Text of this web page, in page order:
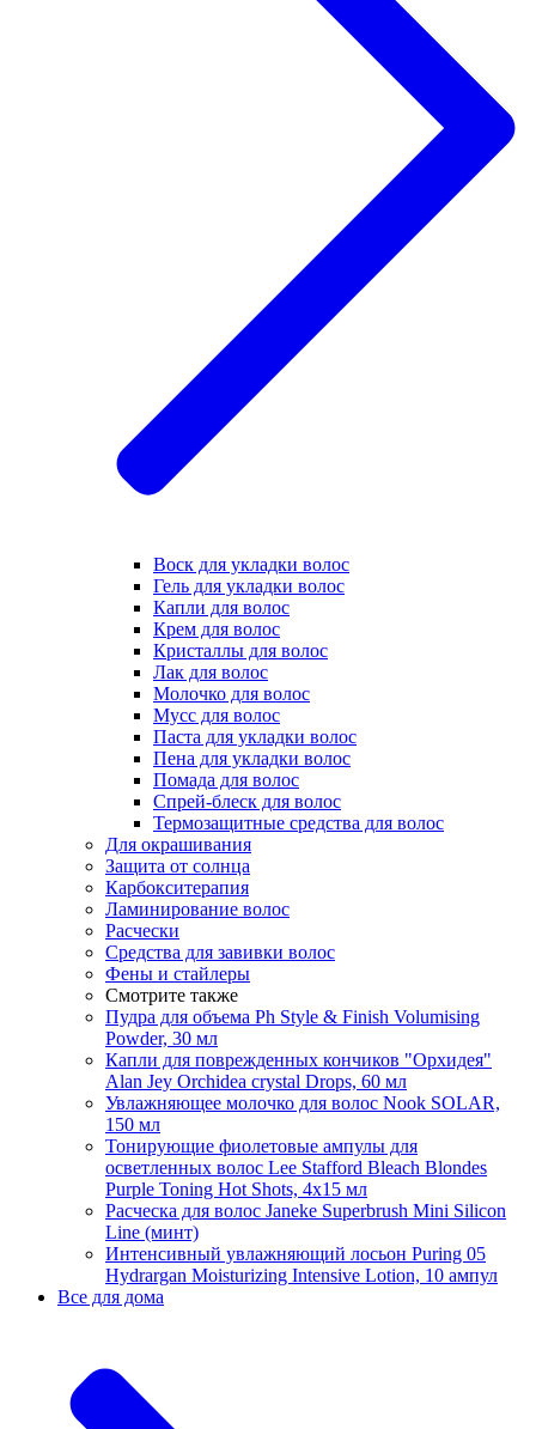
Воск для укладки волос
Гель для укладки волос
Капли для волос
Крем для волос
Кристаллы для волос
Лак для волос
Молочко для волос
Мусс для волос
Паста для укладки волос
Пена для укладки волос
Помада для волос
Спрей-блеск для волос
Термозащитные средства для волос
Для окрашивания
Защита от солнца
Карбокситерапия
Ламинирование волос
Расчески
Средства для завивки волос
Фены и стайлеры
Смотрите также
Пудра для объема Ph Style & Finish Volumising
Powder, 30 мл
Капли для поврежденных кончиков "Орхидея"
Alan Jey Orchidea crystal Drops, 60 мл
Увлажняющее молочко для волос Nook SOLAR,
150 мл
Тонирующие фиолетовые ампулы для
осветленных волос Lee Stafford Bleach Blondes
Purple Toning Hot Shots, 4х15 мл
Расческа для волос Janeke Superbrush Mini Silicon
Line (минт)
Интенсивный увлажняющий лосьон Puring 05
Hydrargan Moisturizing Intensive Lotion, 10 ампул
Все для дома